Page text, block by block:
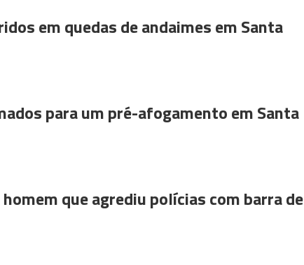
em quedas de andaimes em Santa
para um pré-afogamento em Santa
que agrediu polícias com barra de